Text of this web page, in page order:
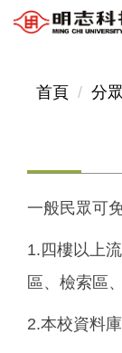
跳
首頁 分
一般民眾可
1.四樓以上
區、檢索區
2.本校資料